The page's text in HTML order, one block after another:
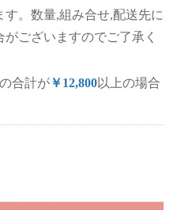
。数量,組み合せ,配送先に
ございますのでご了承く
合計が￥12,800以上の場合